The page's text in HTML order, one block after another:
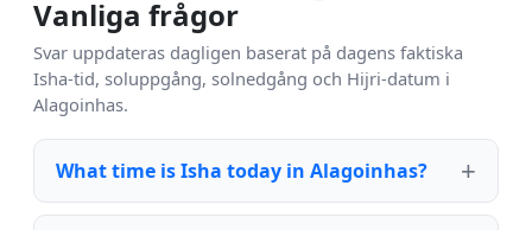
Vanliga frågor
Svar uppdateras dagligen baserat på dagens faktiska
Isha-tid, soluppgång, solnedgång och Hijri-datum i
Alagoinhas.
What time is Isha today in Alagoinhas?